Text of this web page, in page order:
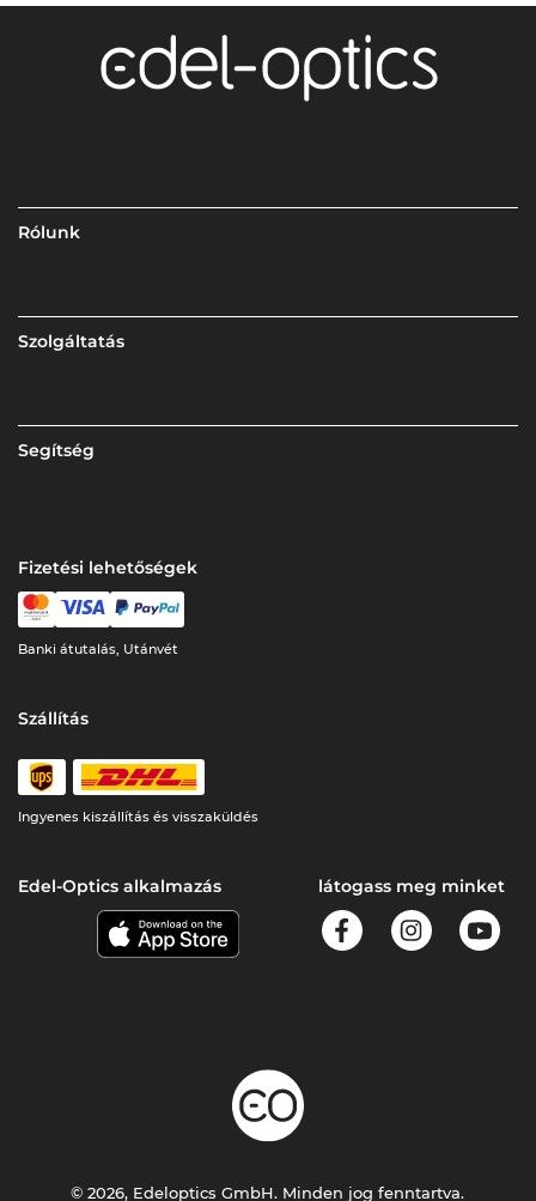
Rólunk
Szolgáltatás
Segítség
Fizetési lehetőségek
Banki átutalás, Utánvét
Szállítás
Ingyenes kiszállítás és visszaküldés
Edel-Optics alkalmazás látogass meg minket
© 2026, Edeloptics GmbH. Minden jog fenntartva.